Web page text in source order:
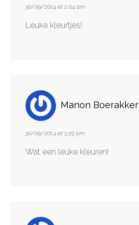
30/09/2014 at 2:04 pm
Leuke kleurtjes!
Manon Boerakker
30/09/2014 at 3:29 pm
Wat een leuke kleuren!